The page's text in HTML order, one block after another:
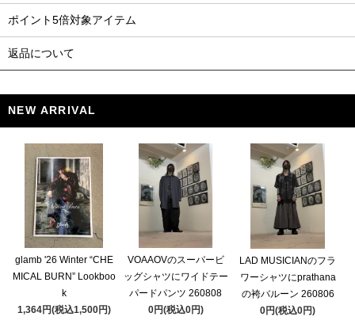
ポイント5倍対象アイテム
返品について
NEW ARRIVAL
glamb '26 Winter “CHE
MICAL BURN” Lookboo
k
1,364円(税込1,500円)
VOAAOVのスーパービ
ッグシャツにワイドテー
パードパンツ 260808
0円(税込0円)
LAD MUSICIANのフラ
ワーシャツにprathana
の袴バルーン 260806
0円(税込0円)